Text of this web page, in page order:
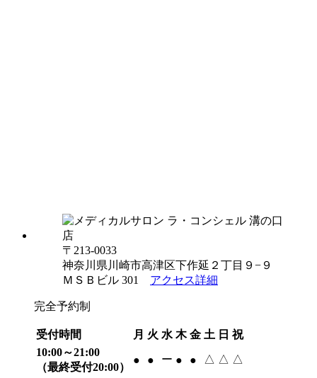
〒213-0033
神奈川県川崎市高津区下作延２丁目９−９
ＭＳＢビル 301 アクセス詳細
完全予約制
受付時間 月 火 水 木 金 土 日 祝
10:00～21:00
（最終受付20:00）
● ● ー ● ● △ △ △